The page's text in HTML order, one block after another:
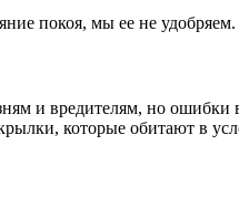
покоя, мы ее не удобряем.
и вредителям, но
которые обитают в